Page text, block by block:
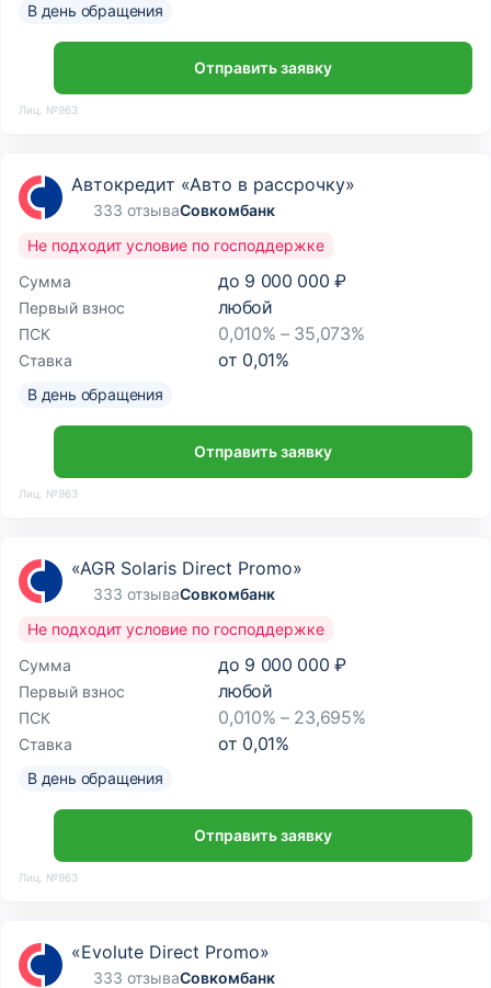
В день обращения
Отправить заявку
Лиц. №963
Автокредит «Авто в рассрочку»
333 отзываСовкомбанк
Сумма до 9 000 000 ₽
Первый взнос любой
ПСК 0,010% – 35,073%
Ставка от 0,01%
Не подходит условие по господдержке
В день обращения
Отправить заявку
Лиц. №963
«AGR Solaris Direct Promo»
333 отзываСовкомбанк
Сумма до 9 000 000 ₽
Первый взнос любой
ПСК 0,010% – 23,695%
Ставка от 0,01%
Не подходит условие по господдержке
В день обращения
Отправить заявку
Лиц. №963
«Evolute Direct Promo»
333 отзываСовкомбанк